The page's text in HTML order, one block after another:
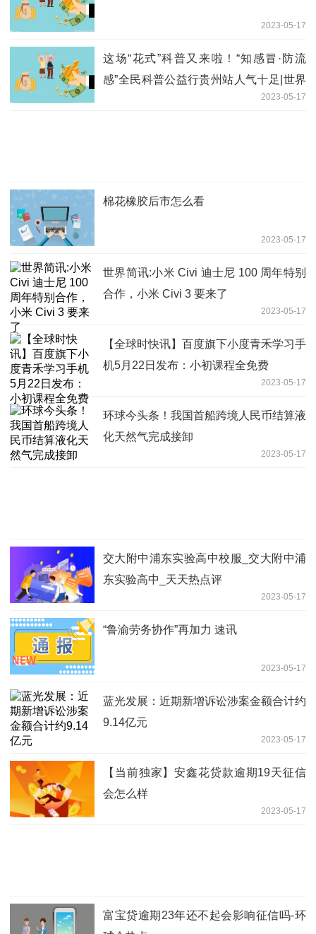
2023-05-17
这场“花式”科普又来啦！“知感冒·防流
感”全民科普公益行贵州站人气十足|世界
2023-05-17
棉花橡胶后市怎么看
2023-05-17
世界简讯:小米 Civi 迪士尼 100 周年特别
合作，小米 Civi 3 要来了
2023-05-17
【全球时快讯】百度旗下小度青禾学习手
机5月22日发布：小初课程全免费
2023-05-17
环球今头条！我国首船跨境人民币结算液
化天然气完成接卸
2023-05-17
交大附中浦东实验高中校服_交大附中浦
东实验高中_天天热点评
2023-05-17
“鲁渝劳务协作”再加力 速讯
2023-05-17
蓝光发展：近期新增诉讼涉案金额合计约
9.14亿元
2023-05-17
【当前独家】安鑫花贷款逾期19天征信
会怎么样
2023-05-17
富宝贷逾期23年还不起会影响征信吗-环